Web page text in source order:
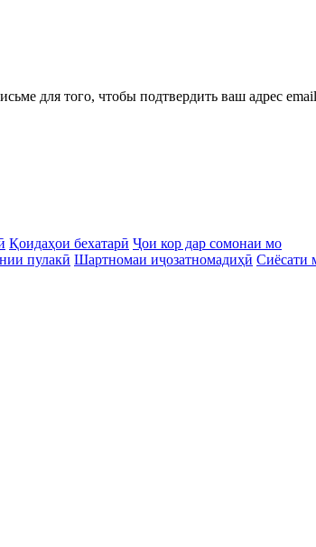
для того, чтобы подтвердить ваш адрес
Қоидаҳои бехатарӣ Ҷои кор дар сомонаи мо
пулакӣ Шартномаи иҷозатномадиҳӣ Сиёсати